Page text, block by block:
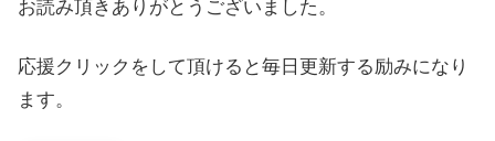
お読み頂きありがとうございました。
応援クリックをして頂けると毎日更新する励みになり
ます。